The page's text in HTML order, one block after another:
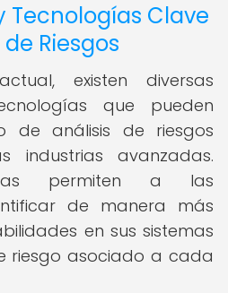
Tecnologías Clave
Riesgos
existen diversas
que pueden
de análisis de riesgos
industrias avanzadas.
permiten a las
de manera más
en sus sistemas
riesgo asociado a cada